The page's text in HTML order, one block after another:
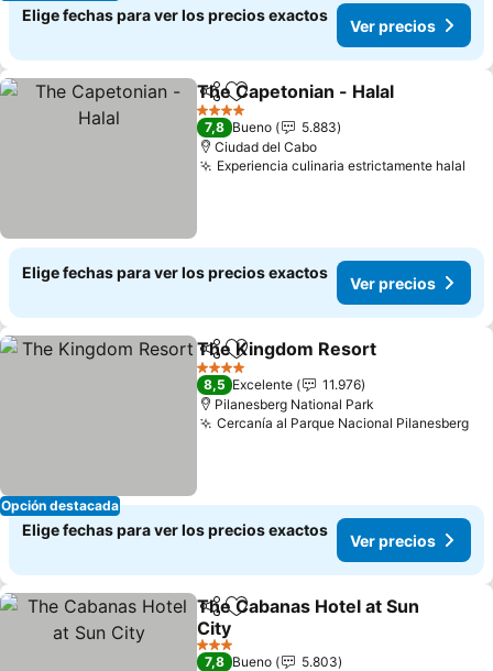
Elige fechas para ver los precios exactos
Ver precios
Compartir
Agregar a favoritos
The Capetonian - Halal
4 Estrellas
7,8 Bueno
5.883
Ciudad del Cabo
Experiencia culinaria estrictamente halal
Elige fechas para ver los precios exactos
Ver precios
Opción destacada
Compartir
Agregar a favoritos
The Kingdom Resort
4 Estrellas
8,5 Excelente
11.976
Pilanesberg National Park
Cercanía al Parque Nacional Pilanesberg
Elige fechas para ver los precios exactos
Ver precios
Compartir
Agregar a favoritos
The Cabanas Hotel at Sun
City
Ver precios
3 Estrellas
7,8 Bueno
5.803